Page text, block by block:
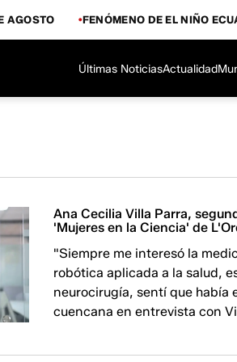
AGOSTO FENÓMENO DE EL NIÑO
Últimas NoticiasActualidad
Ana Cecilia Villa Parra,
'Mujeres en la Ciencia' de
"Siempre me interesó la
robótica aplicada a la salud,
neurocirugía, sentí que había
cuencana en entrevista con